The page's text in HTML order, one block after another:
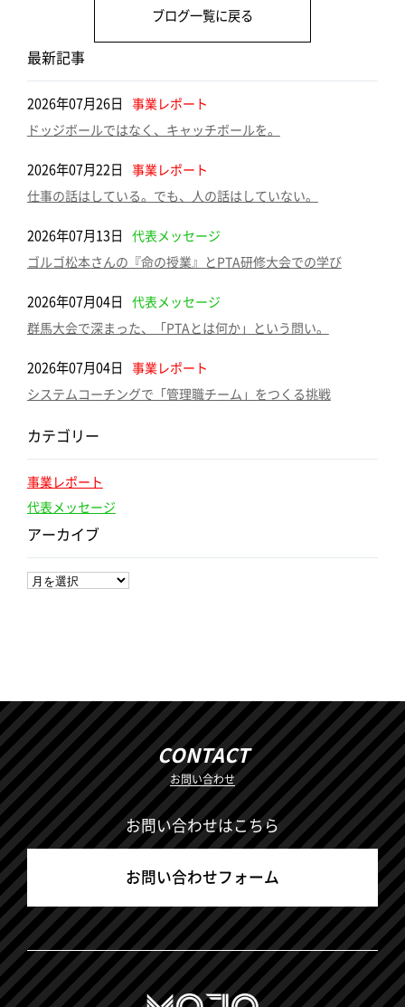
k
ブログ一覧に戻る
最新記事
2026年07月26日 事業レポート
ドッジボールではなく、キャッチボールを。
2026年07月22日 事業レポート
仕事の話はしている。でも、人の話はしていない。
2026年07月13日 代表メッセージ
ゴルゴ松本さんの『命の授業』とPTA研修大会での学び
2026年07月04日 代表メッセージ
群馬大会で深まった、「PTAとは何か」という問い。
2026年07月04日 事業レポート
システムコーチングで「管理職チーム」をつくる挑戦
カテゴリー
事業レポート
代表メッセージ
アーカイブ
CONTACT
お問い合わせ
お問い合わせはこちら
お問い合わせフォーム